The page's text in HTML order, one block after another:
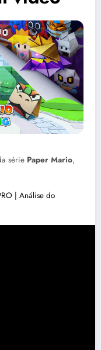
série Paper Mario,
| Análise do